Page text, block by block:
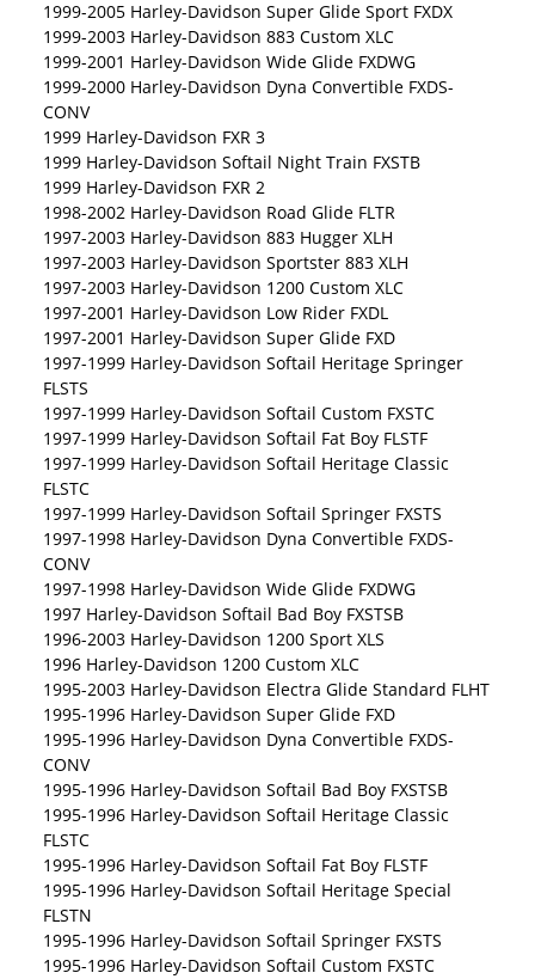
1999-2005 Harley-Davidson Super Glide Sport FXDX
1999-2003 Harley-Davidson 883 Custom XLC
1999-2001 Harley-Davidson Wide Glide FXDWG
1999-2000 Harley-Davidson Dyna Convertible FXDS-
CONV
1999 Harley-Davidson FXR 3
1999 Harley-Davidson Softail Night Train FXSTB
1999 Harley-Davidson FXR 2
1998-2002 Harley-Davidson Road Glide FLTR
1997-2003 Harley-Davidson 883 Hugger XLH
1997-2003 Harley-Davidson Sportster 883 XLH
1997-2003 Harley-Davidson 1200 Custom XLC
1997-2001 Harley-Davidson Low Rider FXDL
1997-2001 Harley-Davidson Super Glide FXD
1997-1999 Harley-Davidson Softail Heritage Springer
FLSTS
1997-1999 Harley-Davidson Softail Custom FXSTC
1997-1999 Harley-Davidson Softail Fat Boy FLSTF
1997-1999 Harley-Davidson Softail Heritage Classic
FLSTC
1997-1999 Harley-Davidson Softail Springer FXSTS
1997-1998 Harley-Davidson Dyna Convertible FXDS-
CONV
1997-1998 Harley-Davidson Wide Glide FXDWG
1997 Harley-Davidson Softail Bad Boy FXSTSB
1996-2003 Harley-Davidson 1200 Sport XLS
1996 Harley-Davidson 1200 Custom XLC
1995-2003 Harley-Davidson Electra Glide Standard FLHT
1995-1996 Harley-Davidson Super Glide FXD
1995-1996 Harley-Davidson Dyna Convertible FXDS-
CONV
1995-1996 Harley-Davidson Softail Bad Boy FXSTSB
1995-1996 Harley-Davidson Softail Heritage Classic
FLSTC
1995-1996 Harley-Davidson Softail Fat Boy FLSTF
1995-1996 Harley-Davidson Softail Heritage Special
FLSTN
1995-1996 Harley-Davidson Softail Springer FXSTS
1995-1996 Harley-Davidson Softail Custom FXSTC